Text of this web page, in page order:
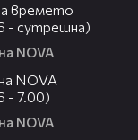
времето
- сутрешна)
NOVA
NOVA
- 7.00)
NOVA